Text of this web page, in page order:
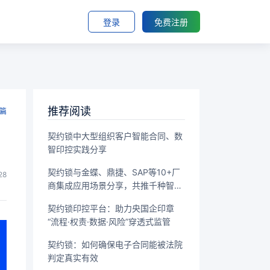
登录 免费注册
推荐阅读
契约锁中大型组织客户智能合同、数
智印控实践分享
契约锁与金蝶、鼎捷、SAP等10+厂
商集成应用场景分享，共推千种智能
契约锁印控平台：助力央国企印章
“流程·权责·数据·风险”穿透式监管
契约锁：如何确保电子合同能被法院
判定真实有效